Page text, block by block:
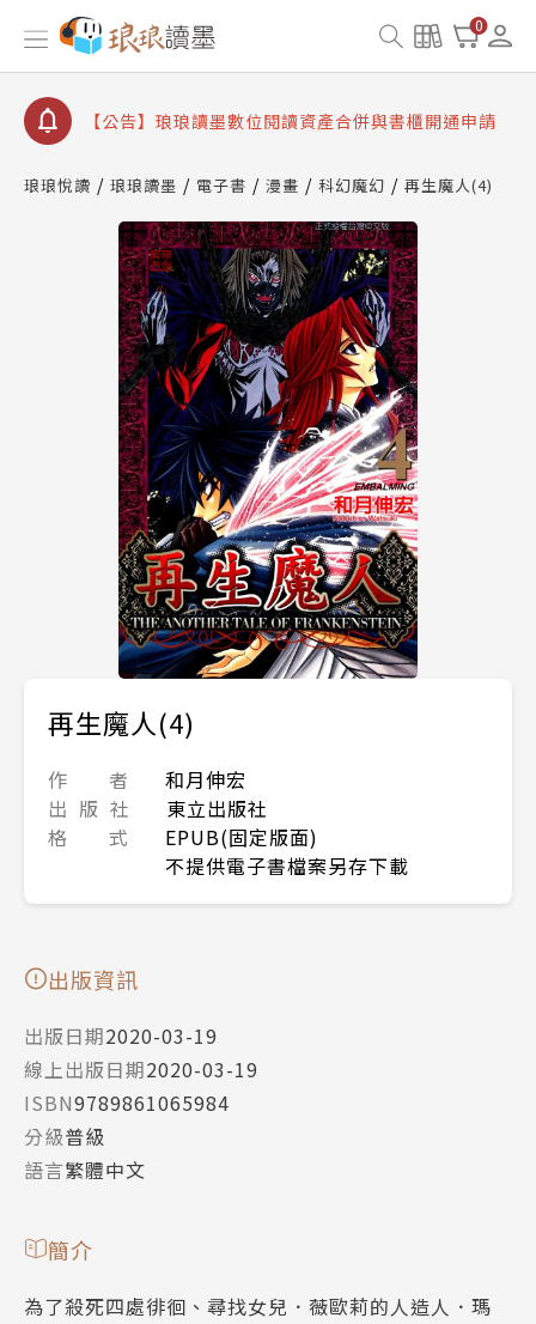
0
【公告】琅琅書店服務升級重要說明及資產合併結果
查詢
【公告】因 Readmoo 讀墨系統維護中，本站同步暫
【公告】琅琅讀墨數位閱讀資產合併與書櫃開通申請
請圖文教學
【公告】琅琅書店服務升級重要說明及資產合併結果
查詢
【公告】因 Readmoo 讀墨系統維護中，本站同步暫
停部分閱讀服務
琅琅悅讀 琅琅讀墨 電子書 漫畫 科幻魔幻 再生魔人(4)
再生魔人(4)
作 者
和月伸宏
出 版 社
東立出版社
格 式
EPUB(固定版面)
不提供電子書檔案另存下載
出版資訊
出版日期2020-03-19
線上出版日期2020-03-19
ISBN9789861065984
分級普級
語言繁體中文
簡介
為了殺死四處徘徊、尋找女兒．薇歐莉的人造人．瑪